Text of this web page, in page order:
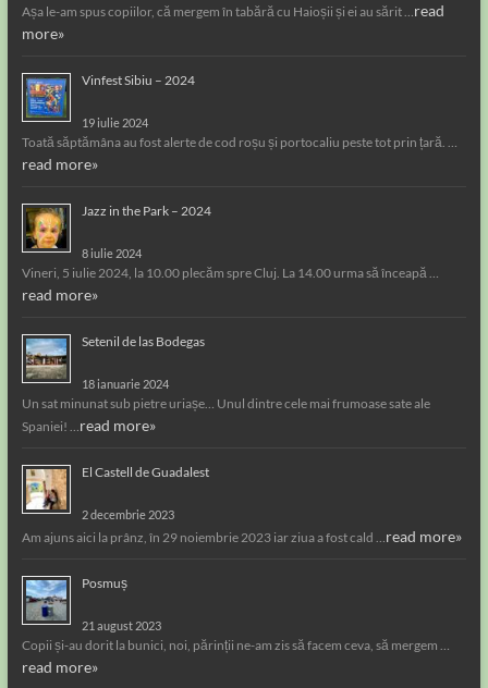
Așa le-am spus copiilor, că mergem în tabără cu Haioșii și ei au sărit …read
more»
Vinfest Sibiu – 2024
19 iulie 2024
Toată săptămâna au fost alerte de cod roșu și portocaliu peste tot prin țară. …
read more»
Jazz in the Park – 2024
8 iulie 2024
Vineri, 5 iulie 2024, la 10.00 plecăm spre Cluj. La 14.00 urma să înceapă …
read more»
Setenil de las Bodegas
18 ianuarie 2024
Un sat minunat sub pietre uriașe… Unul dintre cele mai frumoase sate ale
Spaniei! …read more»
El Castell de Guadalest
2 decembrie 2023
Am ajuns aici la prânz, în 29 noiembrie 2023 iar ziua a fost cald …read more»
Posmuș
21 august 2023
Copii și-au dorit la bunici, noi, părinții ne-am zis să facem ceva, să mergem …
read more»